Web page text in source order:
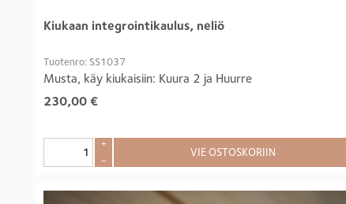
Kiukaan integrointikaulus, neliö
Tuotenro: SS1037
Musta, käy kiukaisiin: Kuura 2 ja Huurre
230,00 €
+
–
VIE OSTOSKORIIN